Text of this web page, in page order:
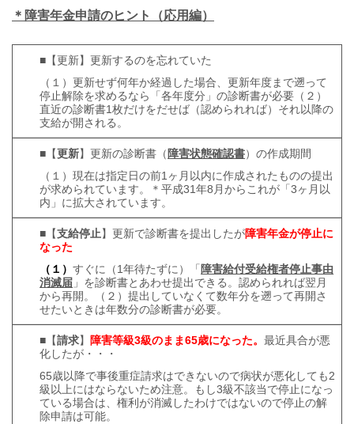
＊障害年金申請のヒント（応用編）
■【更新】更新するのを忘れていた
（１）更新せず何年か経過した場合、更新年度まで遡って
停止解除を求めるなら「各年度分」の診断書が必要（２）
直近の診断書1枚だけをだせば（認められれば）それ以降の
支給が開される。
■【更新】更新の診断書（ 障害状態確認書）の作成期間
（１）現在は指定日の前1ヶ月以内に作成されたものの提出
が求められています。＊平成31年8月からこれが「3ヶ月以
内」に拡大されています。
■【支給停止】更新で診断書を提出したが障害年金が停止に
なった
（１）すぐに（1年待たずに）「 障害給付受給権者停止事由
消滅届 」を診断書とあわせ提出できる。認められれば翌月
から再開。（２）提出していなくて数年分を遡って再開さ
せたいときは年数分の診断書が必要。
■【請求】 障害等級3級のまま65歳になった。最近具合が悪
化したが・・・
65歳以降で事後重症請求はできないので病状が悪化しても2
級以上にはならないため注意。もし3級不該当で停止になっ
ている場合は、権利が消滅したわけではないので停止の解
除申請は可能。